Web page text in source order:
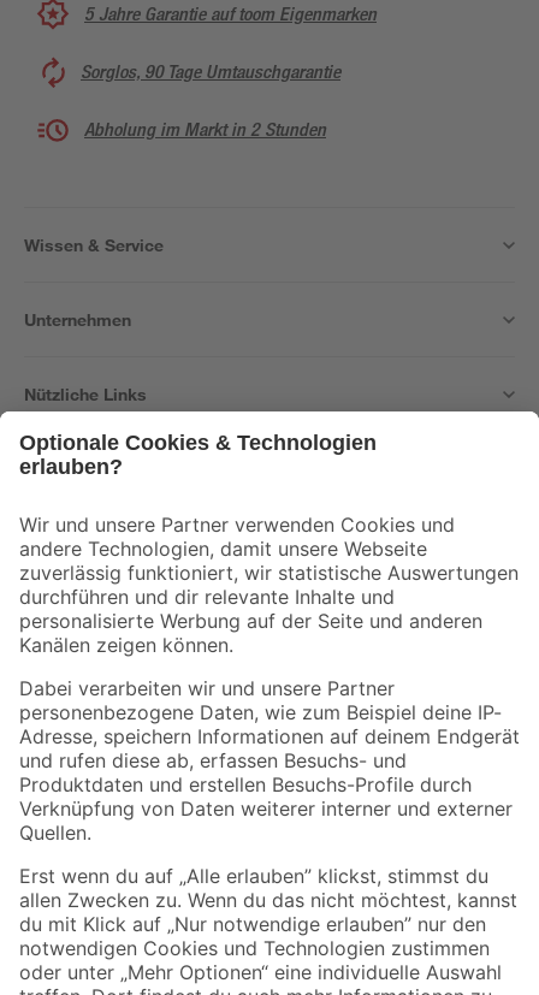
5 Jahre Garantie auf toom Eigenmarken
Sorglos, 90 Tage Umtauschgarantie
Abholung im Markt in 2 Stunden
Wissen & Service
Unternehmen
Nützliche Links
Der toom Newsletter: Keine Angebote und Aktionen mehr verpassen!
Zur Newsletter Anmeldung
Folge uns
Zahlungsarten Versandarten
Sicher einkaufen
Jetzt die toom-App herunterladen